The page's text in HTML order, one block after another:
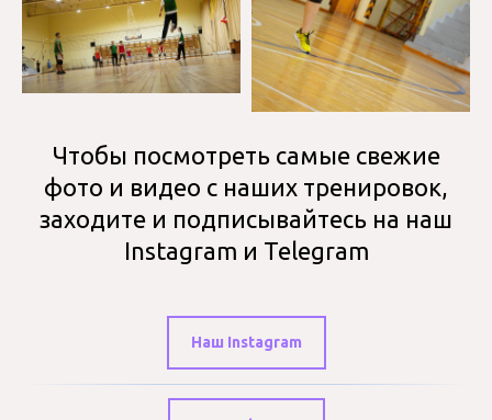
Чтобы посмотреть самые свежие
фото и видео с наших тренировок,
заходите и подписывайтесь на наш
Instagram и Telegram
Наш Instagram